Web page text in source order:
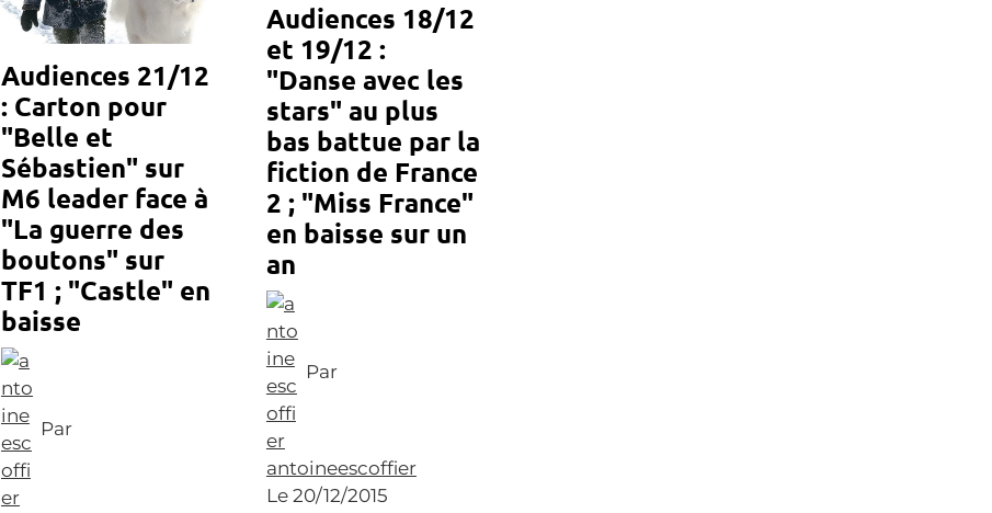
Audiences 21/12
: Carton pour
"Belle et
Sébastien" sur
M6 leader face à
"La guerre des
boutons" sur
TF1 ; "Castle" en
baisse
Par
Audiences 18/12
et 19/12 :
"Danse avec les
stars" au plus
bas battue par la
fiction de France
2 ; "Miss France"
en baisse sur un
an
Par
antoineescoffier
Le 20/12/2015